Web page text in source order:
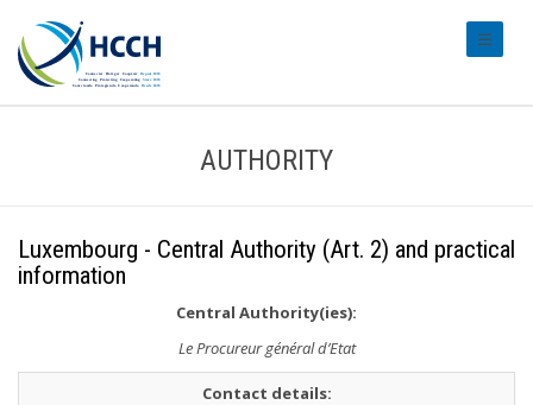
AUTHORITY
Luxembourg - Central Authority (Art. 2) and practical
information
Central Authority(ies):
Le Procureur général d’Etat
Contact details: